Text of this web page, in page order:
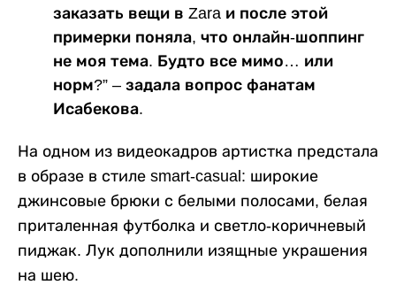
заказать вещи в Zara и после этой
примерки поняла, что онлайн-шоппинг
не моя тема. Будто все мимо… или
норм?” – задала вопрос фанатам
Исабекова.
На одном из видеокадров артистка предстала
в образе в стиле smart-casual: широкие
джинсовые брюки с белыми полосами, белая
приталенная футболка и светло-коричневый
пиджак. Лук дополнили изящные украшения
на шею.